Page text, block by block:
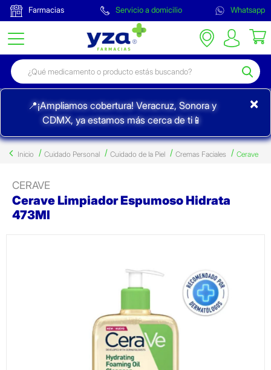
Farmacias Servicio a domicilio Whatsapp
📍¡Ampliamos cobertura! Veracruz, Sonora y
CDMX, ya estamos más cerca de ti📱
×
Inicio Cuidado Personal Cuidado de la Piel Cremas Faciales Cerave
CERAVE
Cerave Limpiador Espumoso Hidrata
473Ml